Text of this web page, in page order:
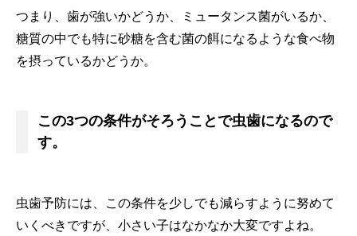
つまり、歯が強いかどうか、ミュータンス菌がいるか、
糖質の中でも特に砂糖を含む菌の餌になるような食べ物
を摂っているかどうか。
この3つの条件がそろうことで虫歯になるので
す。
虫歯予防には、この条件を少しでも減らすように努めて
いくべきですが、小さい子はなかなか大変ですよね。